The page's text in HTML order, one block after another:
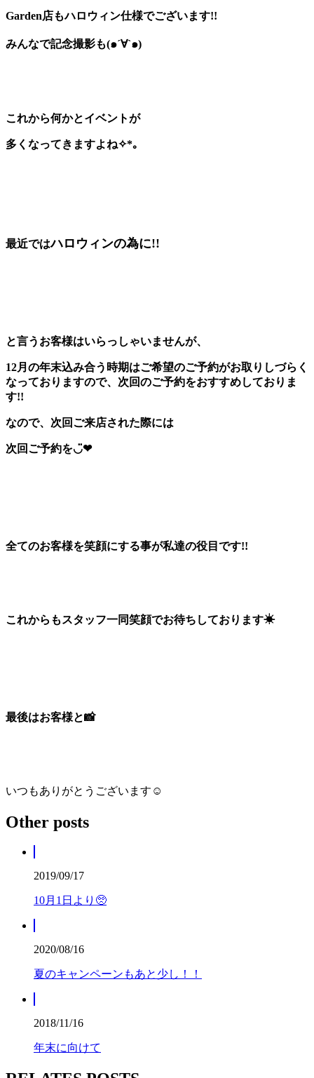
Garden店もハロウィン仕様でございます!!
みんなで記念撮影も(๑´∀`๑)
これから何かとイベントが
多くなってきますよね✧*｡
最近ではハロウィンの為に!!
と言うお客様はいらっしゃいませんが、
12月の年末込み合う時期はご希望のご予約がお取りしづらく
なっておりますので、次回のご予約をおすすめしておりま
す!!
なので、次回ご来店された際には
次回ご予約を◡̈❤︎
全てのお客様を笑顔にする事が私達の役目です!!
これからもスタッフ一同笑顔でお待ちしております︎☀︎
最後はお客様と📸
いつもありがとうございます☺️
Other posts
2019/09/17
10月1日より🥺
2020/08/16
夏のキャンペーンもあと少し！！
2018/11/16
年末に向けて